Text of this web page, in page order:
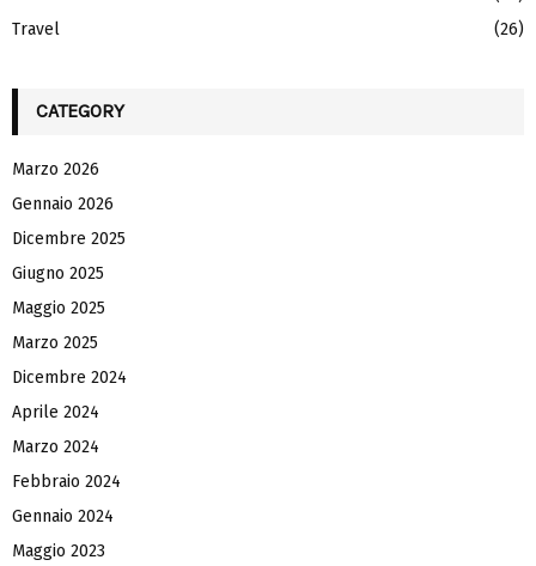
Travel
(26)
CATEGORY
Marzo 2026
Gennaio 2026
Dicembre 2025
Giugno 2025
Maggio 2025
Marzo 2025
Dicembre 2024
Aprile 2024
Marzo 2024
Febbraio 2024
Gennaio 2024
Maggio 2023